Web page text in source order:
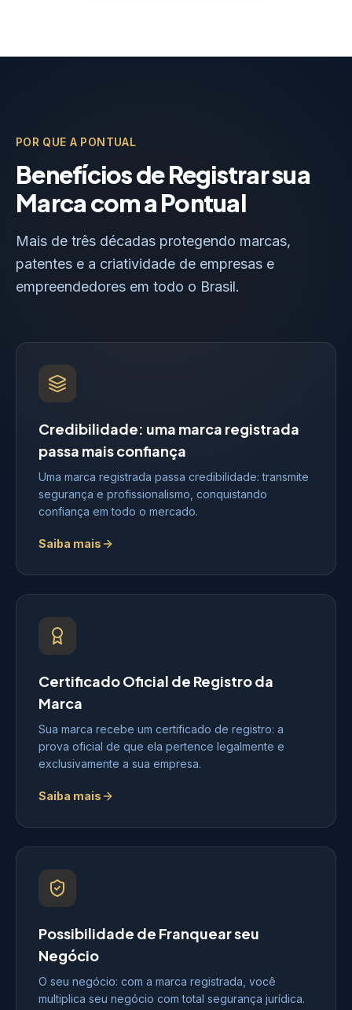
POR QUE A PONTUAL
Benefícios de Registrar sua
Marca com a Pontual
Mais de três décadas protegendo marcas,
patentes e a criatividade de empresas e
empreendedores em todo o Brasil.
Credibilidade: uma marca registrada
passa mais confiança
Uma marca registrada passa credibilidade: transmite
segurança e profissionalismo, conquistando
confiança em todo o mercado.
Saiba mais
Certificado Oficial de Registro da
Marca
Sua marca recebe um certificado de registro: a
prova oficial de que ela pertence legalmente e
exclusivamente a sua empresa.
Saiba mais
Possibilidade de Franquear seu
Negócio
O seu negócio: com a marca registrada, você
multiplica seu negócio com total segurança jurídica.